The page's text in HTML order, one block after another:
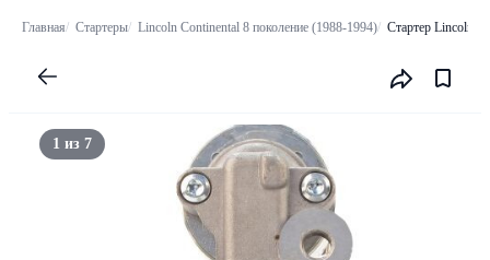
Главная Стартеры Lincoln Continental 8 поколение (1988-1994) Стартер Lincoln
1 из 7